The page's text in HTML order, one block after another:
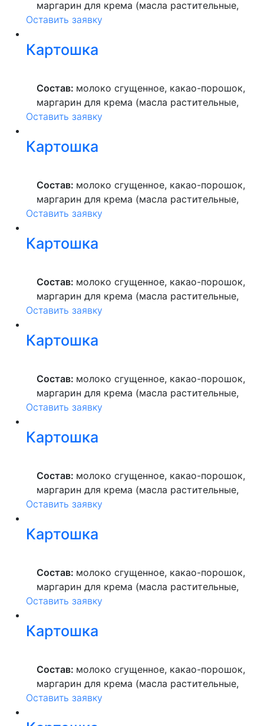
маргарин для крема (масла растительные,
вода питьевая, сахар, ароматизатор,
высшего сорта, продукты яичные, масло
растительное, пекарский порошок, молоко
Оставить заявку
Картошка
Состав: молоко сгущенное, какао-порошок,
маргарин для крема (масла растительные,
вода питьевая, сахар, ароматизатор,
высшего сорта, продукты яичные, масло
растительное, пекарский порошок, молоко
Оставить заявку
Картошка
Состав: молоко сгущенное, какао-порошок,
маргарин для крема (масла растительные,
вода питьевая, сахар, ароматизатор,
высшего сорта, продукты яичные, масло
растительное, пекарский порошок, молоко
Оставить заявку
Картошка
Состав: молоко сгущенное, какао-порошок,
маргарин для крема (масла растительные,
вода питьевая, сахар, ароматизатор,
высшего сорта, продукты яичные, масло
растительное, пекарский порошок, молоко
Оставить заявку
Картошка
Состав: молоко сгущенное, какао-порошок,
маргарин для крема (масла растительные,
вода питьевая, сахар, ароматизатор,
высшего сорта, продукты яичные, масло
растительное, пекарский порошок, молоко
Оставить заявку
Картошка
Состав: молоко сгущенное, какао-порошок,
маргарин для крема (масла растительные,
вода питьевая, сахар, ароматизатор,
высшего сорта, продукты яичные, масло
растительное, пекарский порошок, молоко
Оставить заявку
Картошка
Состав: молоко сгущенное, какао-порошок,
маргарин для крема (масла растительные,
вода питьевая, сахар, ароматизатор,
высшего сорта, продукты яичные, масло
растительное, пекарский порошок, молоко
Оставить заявку
Картошка
Состав: молоко сгущенное, какао-порошок,
маргарин для крема (масла растительные,
вода питьевая, сахар, ароматизатор,
Оставить заявку